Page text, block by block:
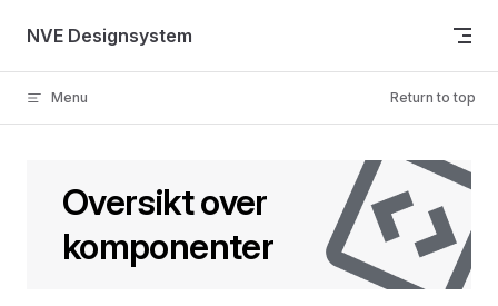
Skip to content
NVE Designsystem
Menu Return to top
Oversikt over
komponenter